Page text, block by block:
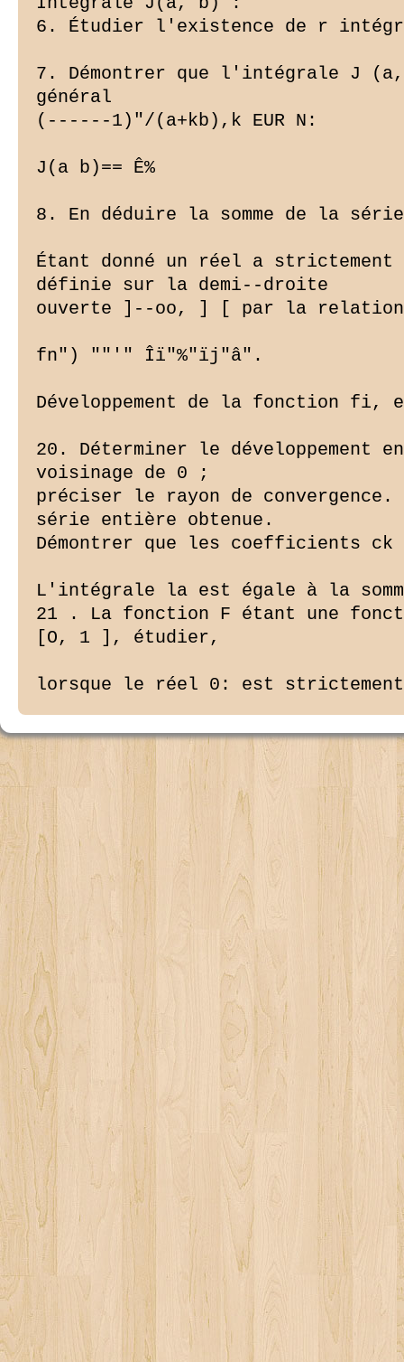
6. Étudier l'existence de r
7. Démontrer que l'intégrale J
général
(------1)"/(a+kb),k EUR N:
J(a b)== Ê%
8. En déduire la somme de la
Étant donné un réel a
définie sur la demi--droite
ouverte ]--oo, ] [ par la
fn") ""'" Îï"%"ïj"â".
Développement de la fonction fi,
20. Déterminer le
voisinage de 0 ;
préciser le rayon de
série entière obtenue.
Démontrer que les coefficients
L'intégrale la est égale à la
21 . La fonction F étant une
[O, 1 ], étudier,
lorsque le réel 0: est